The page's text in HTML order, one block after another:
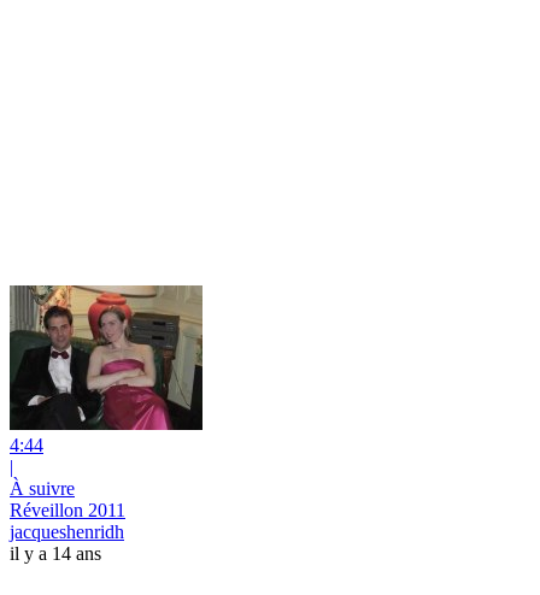
4:44
|
À suivre
Réveillon 2011
jacqueshenridh
il y a 14 ans